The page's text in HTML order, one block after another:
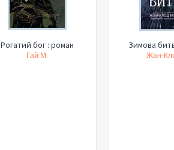
Рогатий бог : роман
Гай М.
Зимова
Жан-